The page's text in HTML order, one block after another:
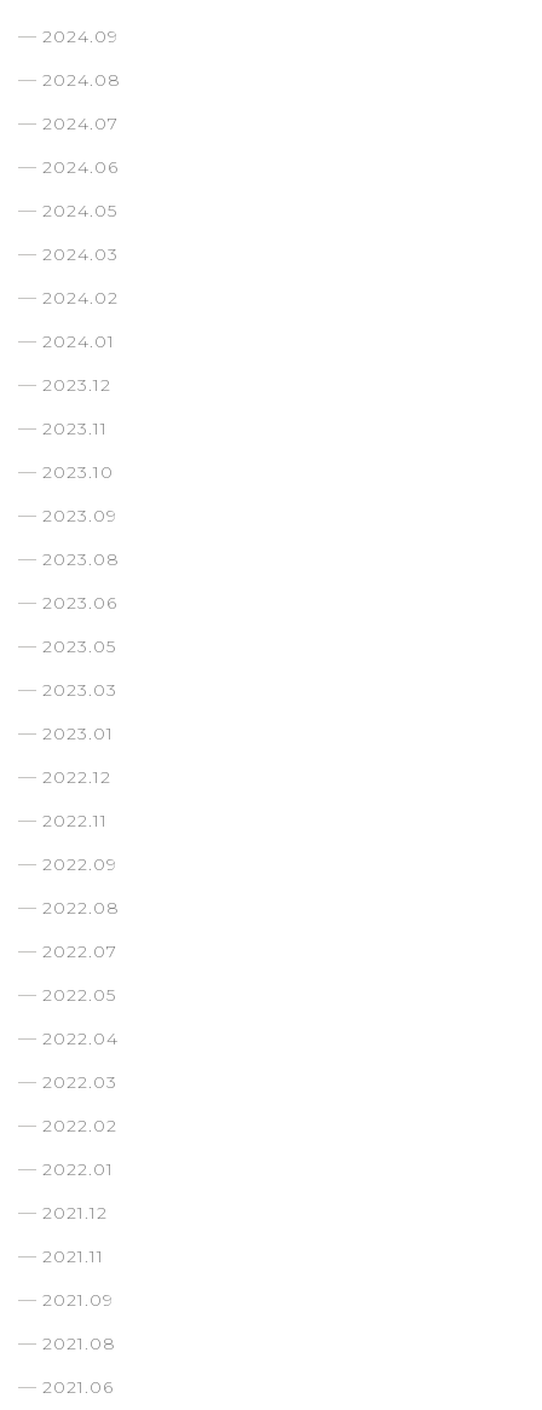
2024.09
2024.08
2024.07
2024.06
2024.05
2024.03
2024.02
2024.01
2023.12
2023.11
2023.10
2023.09
2023.08
2023.06
2023.05
2023.03
2023.01
2022.12
2022.11
2022.09
2022.08
2022.07
2022.05
2022.04
2022.03
2022.02
2022.01
2021.12
2021.11
2021.09
2021.08
2021.06